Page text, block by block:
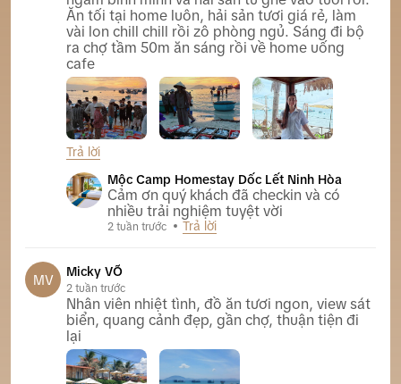
Ăn tối tại home luôn, hải sản tươi giá rẻ, làm
vài lon chill chill rồi zô phòng ngủ. Sáng đi bộ
ra chợ tầm 50m ăn sáng rồi về home uống
cafe
Trả lời
Mộc Camp Homestay Dốc Lết Ninh Hòa
Cảm ơn quý khách đã checkin và có
nhiều trải nghiệm tuyệt vời
2 tuần trước Trả lời
MV
Micky VÕ
2 tuần trước
Nhân viên nhiệt tình, đồ ăn tươi ngon, view sát
biển, quang cảnh đẹp, gần chợ, thuận tiện đi
lại